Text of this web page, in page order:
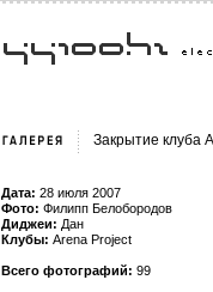
Закрытие клуба
Дата: 28 июля 2007
Фото: Филипп Белобородов
Диджеи: Дан
Клубы: Arena Project
Всего фотографий: 99